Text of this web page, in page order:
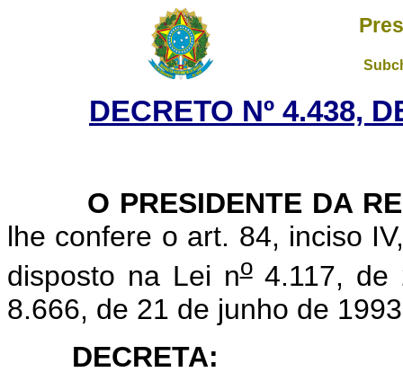
DECRETO Nº 4.438,
O PRESIDENTE DA
lhe confere o art. 84, inciso
disposto na Lei no4.117, de
8.666, de 21 de junho de
DECRETA: